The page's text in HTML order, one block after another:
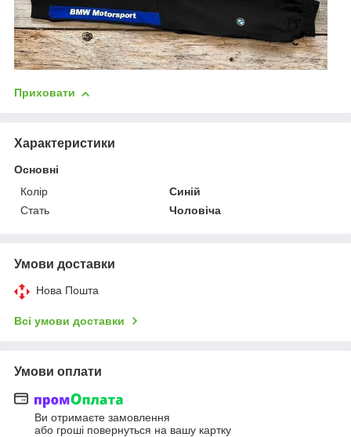
Приховати
Характеристики
Основні
Колір
Синій
Стать
Чоловіча
Умови доставки
Нова Пошта
Всі умови доставки
Умови оплати
Ви отримаєте замовлення
або гроші повернуться на вашу картку